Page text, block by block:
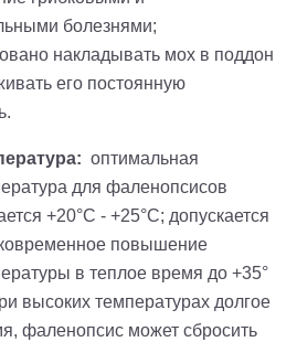
болезнями;
накладывать мох в поддон
его постоянную
оптимальная
для фаленопсисов
+20°С - +25°С; допускается
повышение
в теплое время до +35°
высоких температурах долгое
фаленопсис может сбросить